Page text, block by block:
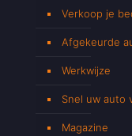
Verkoop je
Afgekeurde
Werkwijze
Snel uw auto
Magazine